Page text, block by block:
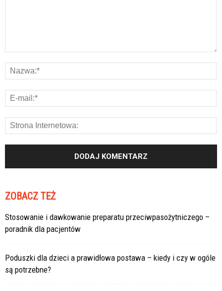
ZOBACZ TEŻ
Stosowanie i dawkowanie preparatu przeciwpasożytniczego –
poradnik dla pacjentów
Poduszki dla dzieci a prawidłowa postawa – kiedy i czy w ogóle
są potrzebne?